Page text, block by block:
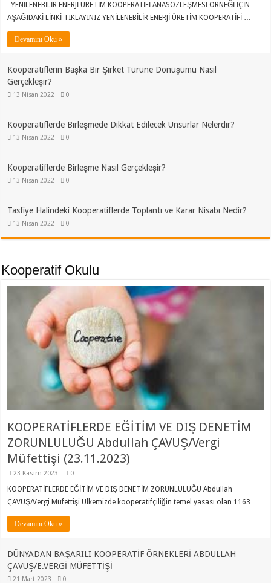
YENİLENEBİLİR ENERJİ ÜRETİM KOOPERATİFİ ANASÖZLEŞMESİ ÖRNEĞİ İÇİN
AŞAĞIDAKİ LİNKİ TIKLAYINIZ YENİLENEBİLİR ENERJİ ÜRETİM KOOPERATİFİ …
Devamını Oku »
Kooperatiflerin Başka Bir Şirket Türüne Dönüşümü Nasıl
Gerçekleşir?
13 Nisan 2022 0
Kooperatiflerde Birleşmede Dikkat Edilecek Unsurlar Nelerdir?
13 Nisan 2022 0
Kooperatiflerde Birleşme Nasıl Gerçekleşir?
13 Nisan 2022 0
Tasfiye Halindeki Kooperatiflerde Toplantı ve Karar Nisabı Nedir?
13 Nisan 2022 0
Kooperatif Okulu
KOOPERATİFLERDE EĞİTİM VE DIŞ DENETİM
ZORUNLULUĞU Abdullah ÇAVUŞ/Vergi
Müfettişi (23.11.2023)
23 Kasım 2023 0
KOOPERATİFLERDE EĞİTİM VE DIŞ DENETİM ZORUNLULUĞU Abdullah
ÇAVUŞ/Vergi Müfettişi Ülkemizde kooperatifçiliğin temel yasası olan 1163 …
Devamını Oku »
DÜNYADAN BAŞARILI KOOPERATİF ÖRNEKLERİ ABDULLAH
ÇAVUŞ/E.VERGİ MÜFETTİŞİ
21 Mart 2023 0